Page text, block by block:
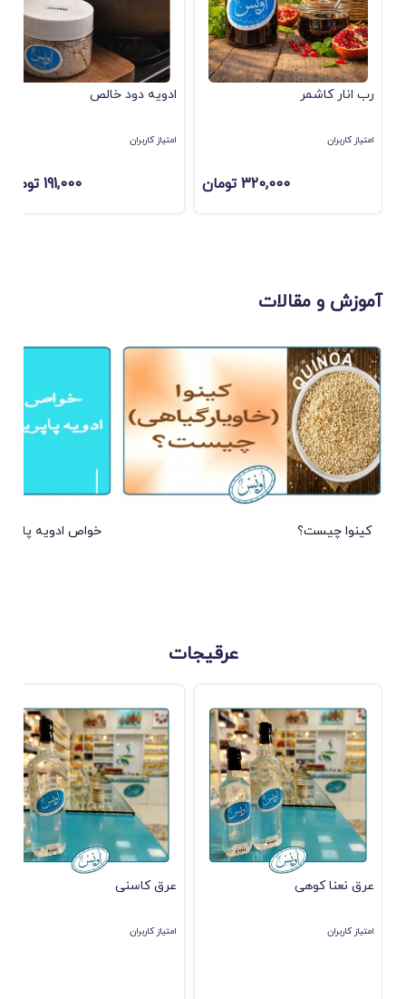
رب انار کاشمر
امتیاز کاربران
320,000 تومان
ادویه دود خالص
امتیاز کاربران
191,000 تومان
آموزش و مقالات
کینوا چیست؟ خواص ادویه
عرقیجات
عرق نعنا کوهی
امتیاز کاربران
عرق کاسنی
امتیاز کاربران